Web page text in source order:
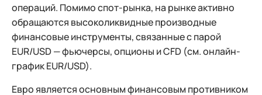
операций. Помимо спот-рынка, на рынке активно
обращаются высоколиквидные производные
финансовые инструменты, связанные с парой
EUR/USD — фьючерсы, опционы и CFD (см. онлайн-
график EUR/USD).
Евро является основным финансовым противником